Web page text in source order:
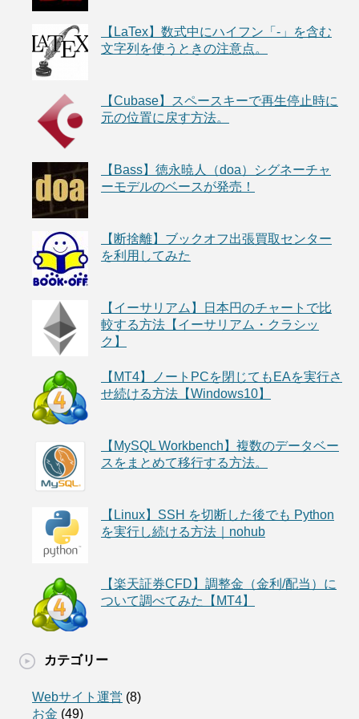
【LaTex】数式中にハイフン「-」を含む
文字列を使うときの注意点。
【Cubase】スペースキーで再生停止時に
元の位置に戻す方法。
【Bass】徳永暁人（doa）シグネーチャ
ーモデルのベースが発売！
【断捨離】ブックオフ出張買取センター
を利用してみた
【イーサリアム】日本円のチャートで比
較する方法【イーサリアム・クラシッ
ク】
【MT4】ノートPCを閉じてもEAを実行さ
せ続ける方法【Windows10】
【MySQL Workbench】複数のデータベー
スをまとめて移行する方法。
【Linux】SSH を切断した後でも Python
を実行し続ける方法｜nohub
【楽天証券CFD】調整金（金利/配当）に
ついて調べてみた【MT4】
カテゴリー
Webサイト運営 (8)
お金 (49)